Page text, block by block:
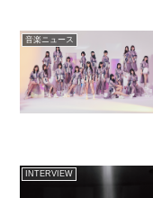
音楽ニュース
INTERVIEW